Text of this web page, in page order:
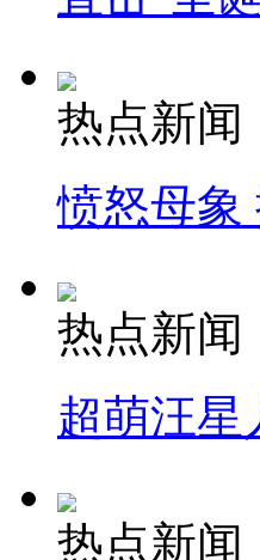
热点新闻
愤怒母象
热点新闻
超萌汪星
热点新闻